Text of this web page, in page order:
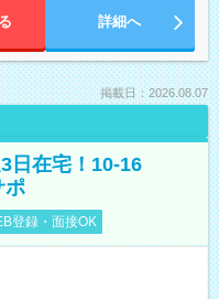
詳細へ
掲載日：2026.08.07
日在宅！10-16
ポ
登録・面接OK